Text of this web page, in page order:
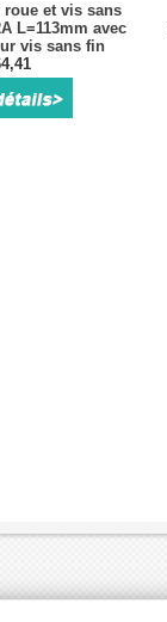
roue et vis sans
L=113mm avec
vis sans fin